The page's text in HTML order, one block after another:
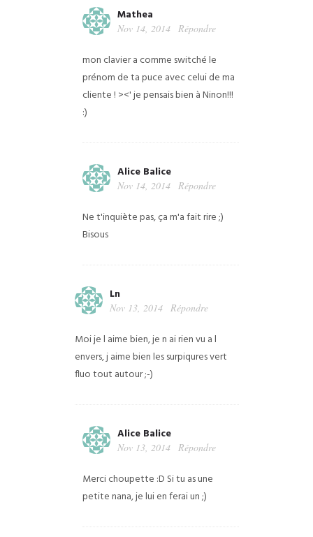
Mathea
Nov 14, 2014 Répondre
mon clavier a comme switché le
prénom de ta puce avec celui de ma
cliente ! ><' je pensais bien à Ninon!!!
:)
Alice Balice
Nov 14, 2014 Répondre
Ne t'inquiète pas, ça m'a fait rire ;)
Bisous
Ln
Nov 13, 2014 Répondre
Moi je l aime bien, je n ai rien vu a l
envers, j aime bien les surpiqures vert
fluo tout autour ;-)
Alice Balice
Nov 13, 2014 Répondre
Merci choupette :D Si tu as une
petite nana, je lui en ferai un ;)